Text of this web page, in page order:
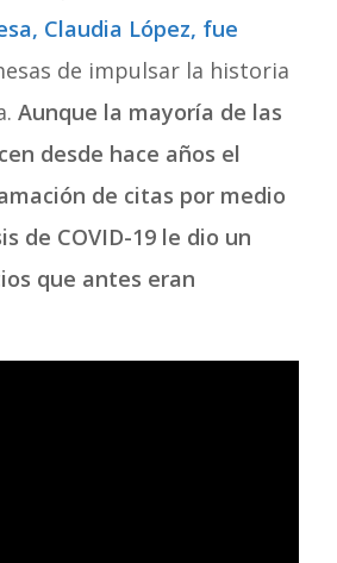
Claudia López, fue
de impulsar la historia
Aunque la mayoría de las
desde hace años el
de citas por medio
de COVID-19 le dio un
que antes eran